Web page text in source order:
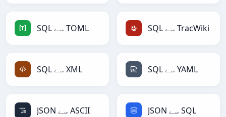
SQL سے TOML SQL سے TracWiki
SQL سے XML SQL سے YAML
JSON سے ASCII JSON سے SQL